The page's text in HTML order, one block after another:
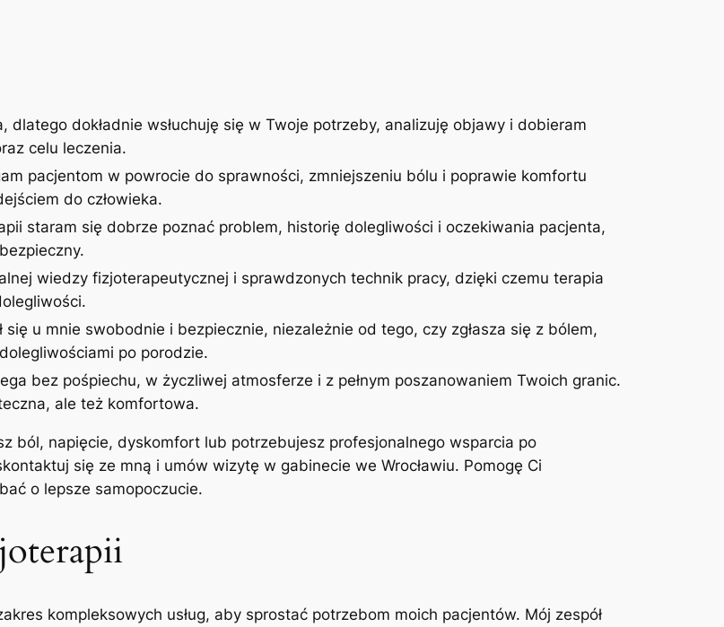
dlatego dokładnie wsłuchuję się w Twoje potrzeby, analizuję objawy i dobieram
celu leczenia.
pacjentom w powrocie do sprawności, zmniejszeniu bólu i poprawie komfortu
do człowieka.
staram się dobrze poznać problem, historię dolegliwości i oczekiwania pacjenta,
wiedzy fizjoterapeutycznej i sprawdzonych technik pracy, dzięki czemu terapia
się u mnie swobodnie i bezpiecznie, niezależnie od tego, czy zgłasza się z bólem,
po porodzie.
bez pośpiechu, w życzliwej atmosferze i z pełnym poszanowaniem Twoich granic.
ale też komfortowa.
ból, napięcie, dyskomfort lub potrzebujesz profesjonalnego wsparcia po
się ze mną i umów wizytę w gabinecie we Wrocławiu. Pomogę Ci
o lepsze samopoczucie.
kompleksowych usług, aby sprostać potrzebom moich pacjentów. Mój zespół